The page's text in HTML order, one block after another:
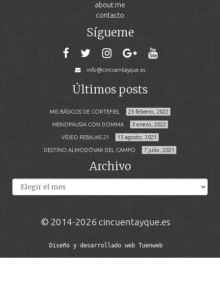
about me
contacto
Sígueme
info@cincuentayque.es
Últimos posts
MIS BÁSICOS DE CORTEFIEL 23 febrero, 2022
MENOPAUSIA CON DOMMA 3 enero, 2022
VÍDEO REBAJAS 21 13 agosto, 2021
DESTINO:ALMODÓVAR DEL CAMPO 7 julio, 2021
Archivo
© 2014-2026 cincuentayque.es
Diseño y desarrollado web Tuenweb